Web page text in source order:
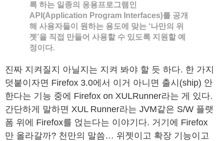
록 하는 일종의 응용프로그램인
API(Application Program Interfaces)를 공개
해 사용자들이 원하는 용도에 맞는 ‘나만의 위
젯’을 직접 만들어 사용할 수 있도록 지원할 예
정이다.
진짜 지켜질지 아닐지는 지켜 봐야 할 듯 하다. 한 가지
덧붙이자면 Firefox 3.0에서 이거 아니면 출시(ship) 안
한다는 기능 중에 Firefox on XULRunner라는 게 있다.
간단하게 말하면 XUL Runner라는 JVM같은 S/W 플랫
폼 위에 Firefox를 얹는다는 이야기다. 거기에 Firefox
만 올라갈까? 천만의 말씀… 위젯이고 확장 기능이고